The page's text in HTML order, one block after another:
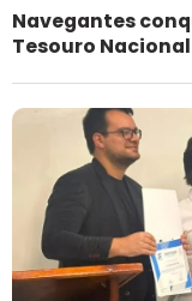
Navegantes
Tesouro Nacional